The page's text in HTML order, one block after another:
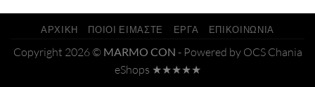
ΑΡΧΙΚΗ ΠΟΙΟΙ ΕΙΜΑΣΤΕ ΕΡΓΑ ΕΠΙΚΟΙΝΩΝΙΑ
Copyright 2026 © MARMO CON - Powered by OCSChania
eShops ★★★★★